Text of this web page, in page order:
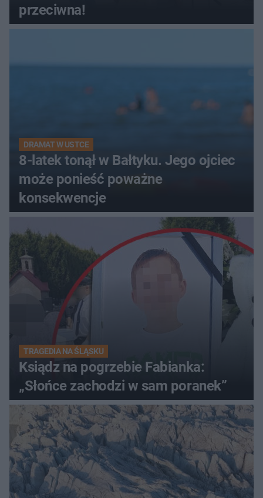
przeciwna!
DRAMAT W USTCE
8-latek tonął w Bałtyku. Jego ojciec
może ponieść poważne
konsekwencje
TRAGEDIA NA ŚLĄSKU
Ksiądz na pogrzebie Fabianka:
„Słońce zachodzi w sam poranek”